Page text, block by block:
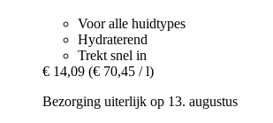
Voor alle huidtypes
Hydraterend
Trekt snel in
€ 14,09 (€ 70,45 / l)
Bezorging uiterlijk op 13. augustus